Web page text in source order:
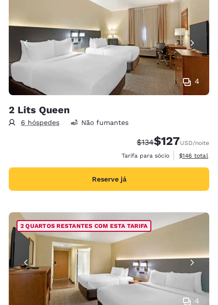
4
2 Lits Queen
6 hóspedes Não fumantes
Tarifa anterior
$134Tarifa com
$127USD/noite
Tarifa para sócio
Exibir
$146 total
Reserve já
4
2 QUARTOS RESTANTES COM ESTA TARIFA